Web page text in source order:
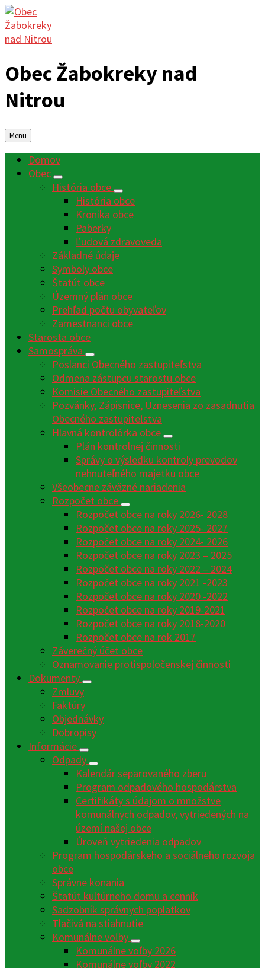
Obec Žabokreky nad
Nitrou
Menu
Domov
Obec
História obce
História obce
Kronika obce
Paberky
Ľudová zdravoveda
Základné údaje
Symboly obce
Štatút obce
Územný plán obce
Prehľad počtu obyvateľov
Zamestnanci obce
Starosta obce
Samospráva
Poslanci Obecného zastupiteľstva
Odmena zástupcu starostu obce
Komisie Obecného zastupiteľstva
Pozvánky, Zápisnice, Uznesenia zo zasadnutia
Obecného zastupiteľstva
Hlavná kontrolórka obce
Plán kontrolnej činnosti
Správy o výsledku kontroly prevodov
nehnuteľného majetku obce
Všeobecne záväzné nariadenia
Rozpočet obce
Rozpočet obce na roky 2026- 2028
Rozpočet obce na roky 2025- 2027
Rozpočet obce na roky 2024- 2026
Rozpočet obce na roky 2023 – 2025
Rozpočet obce na roky 2022 – 2024
Rozpočet obce na roky 2021 -2023
Rozpočet obce na roky 2020 -2022
Rozpočet obce na roky 2019-2021
Rozpočet obce na roky 2018-2020
Rozpočet obce na rok 2017
Záverečný účet obce
Oznamovanie protispoločenskej činnosti
Dokumenty
Zmluvy
Faktúry
Objednávky
Dobropisy
Informácie
Odpady
Kalendár separovaného zberu
Program odpadového hospodárstva
Certifikáty s údajom o množstve
komunálnych odpadov, vytriedených na
území našej obce
Úroveň vytriedenia odpadov
Program hospodárskeho a sociálneho rozvoja
obce
Správne konania
Štatút kultúrneho domu a cenník
Sadzobník správnych poplatkov
Tlačivá na stiahnutie
Komunálne voľby
Komunálne voľby 2026
Komunálne voľby 2022